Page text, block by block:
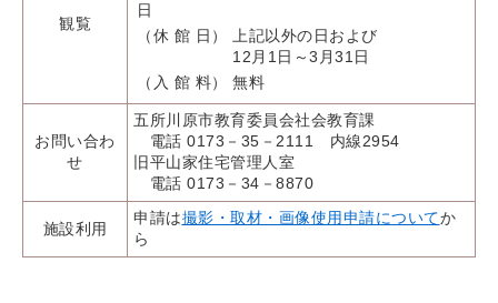
観覧
日
（休 館 日） 上記以外の日および
12月1日～3月31日
（入 館 料） 無料
お問い合わ
せ
五所川原市教育委員会社会教育課
電話 0173－35－2111 内線2954
旧平山家住宅管理人室
電話 0173－34－8870
施設利用
申請は撮影・取材・画像使用申請についてか
ら